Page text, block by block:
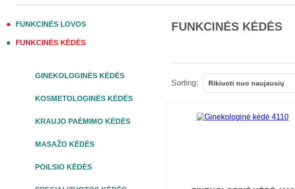
FUNKCINĖS LOVOS
FUNKCINĖS KĖDĖS
GINEKOLOGINĖS KĖDĖS
KOSMETOLOGINĖS KĖDĖS
KRAUJO PAĖMIMO KĖDĖS
MASAŽO KĖDĖS
POILSIO KĖDĖS
FUNKCINĖS KĖDĖS
Sorting: Rikiuoti nuo naujausių